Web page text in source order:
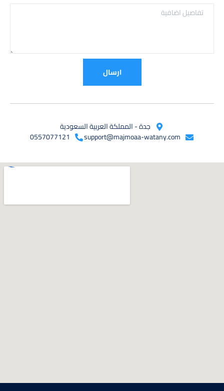
ارسال
جدة - المملكة العربية السعودية
support@majmoaa-watany.com
0557077121